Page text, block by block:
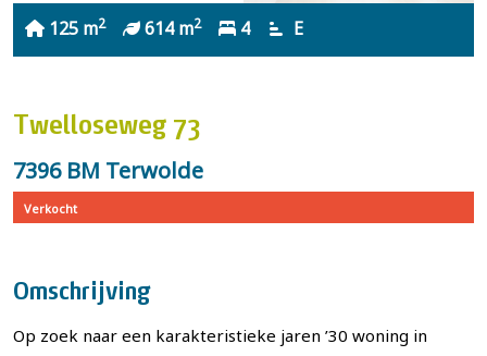
125 m2 614 m2 4 E
Twelloseweg 73
7396 BM Terwolde
Verkocht
Omschrijving
Op zoek naar een karakteristieke jaren ’30 woning in